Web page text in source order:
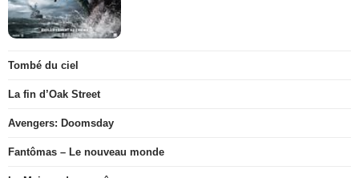
Tombé du ciel
La fin d’Oak Street
Avengers: Doomsday
Fantômas – Le nouveau monde